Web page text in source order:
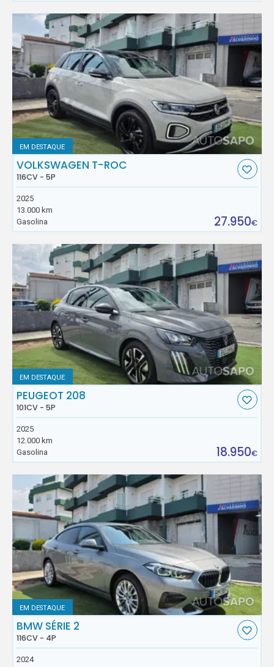
EM DESTAQUE
VOLKSWAGEN T-ROC
116CV - 5P
2025
13.000 km
Gasolina
27.950€
EM DESTAQUE
PEUGEOT 208
101CV - 5P
2025
12.000 km
Gasolina
18.950€
EM DESTAQUE
BMW SÉRIE 2
116CV - 4P
2024